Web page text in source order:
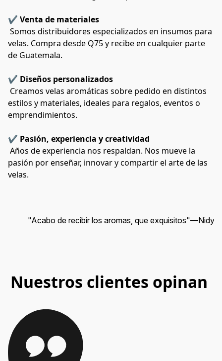
✔️ Venta de materiales
velas. Compra desde Q75 y recibe en cualquier parte
de Guatemala.
✔️ Diseños personalizados
estilos y materiales, ideales para regalos, eventos o
emprendimientos.
✔️ Pasión, experiencia y creatividad
pasión por enseñar, innovar y compartir el arte de las
velas.
"Acabo de recibir los aromas, que exquisitos"—Nidy
Nuestros clientes opinan